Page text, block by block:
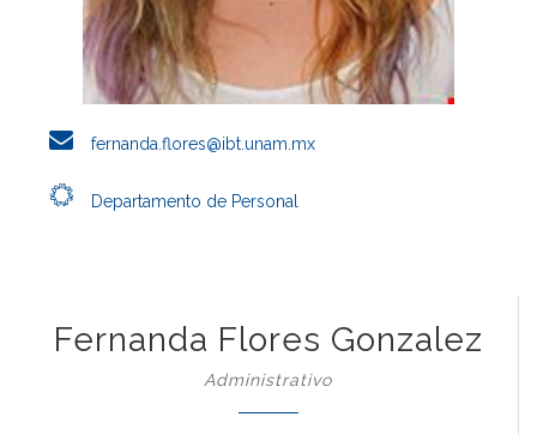
fernanda.flores@ibt.unam.mx
Departamento de Personal
Fernanda Flores Gonzalez
Administrativo